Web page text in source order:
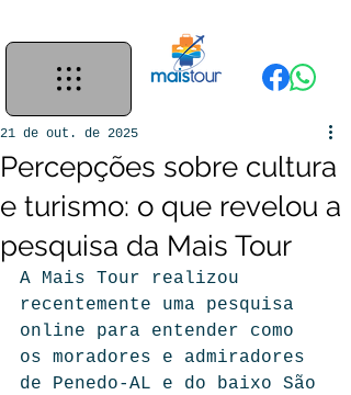
Percepções sobre cultura
e turismo: o que revelou a
pesquisa da Mais Tour
21 de out. de 2025
A Mais Tour realizou
recentemente uma pesquisa
online para entender como
os moradores e admiradores
de Penedo-AL e do baixo São